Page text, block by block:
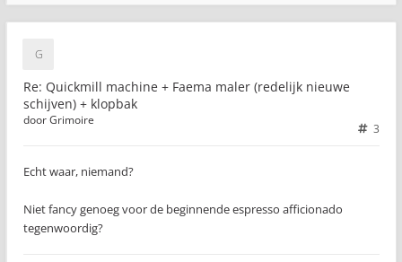
Re: Quickmill machine + Faema maler (redelijk nieuwe
schijven) + klopbak
3
doorGrimoire
Echt waar, niemand?
Niet fancy genoeg voor de beginnende espresso afficionado
tegenwoordig?